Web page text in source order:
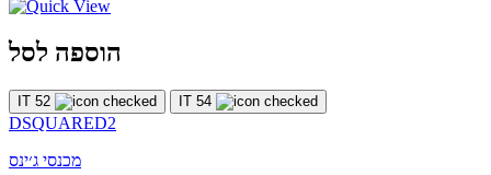
הוספה לסל
IT 52 IT 54
DSQUARED2
מכנסי ג׳ינס